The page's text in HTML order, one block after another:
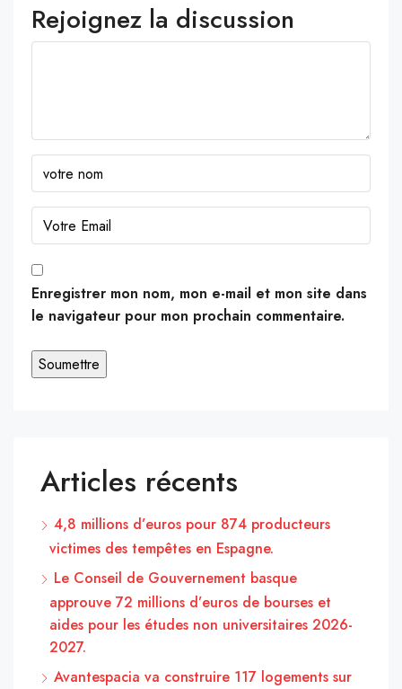
Rejoignez la discussion
Enregistrer mon nom, mon e-mail et mon site dans
le navigateur pour mon prochain commentaire.
Articles récents
4,8 millions d’euros pour 874 producteurs
victimes des tempêtes en Espagne.
Le Conseil de Gouvernement basque
approuve 72 millions d’euros de bourses et
aides pour les études non universitaires 2026-
2027.
Avantespacia va construire 117 logements sur